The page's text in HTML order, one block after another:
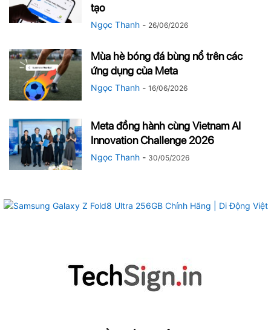
tạo
Ngọc Thanh - 26/06/2026
Mùa hè bóng đá bùng nổ trên các
ứng dụng của Meta
Ngọc Thanh - 16/06/2026
Meta đồng hành cùng Vietnam AI
Innovation Challenge 2026
Ngọc Thanh - 30/05/2026